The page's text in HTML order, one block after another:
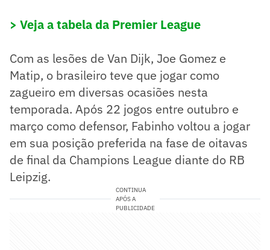
> Veja a tabela da Premier League
Com as lesões de Van Dijk, Joe Gomez e
Matip, o brasileiro teve que jogar como
zagueiro em diversas ocasiões nesta
temporada. Após 22 jogos entre outubro e
março como defensor, Fabinho voltou a jogar
em sua posição preferida na fase de oitavas
de final da Champions League diante do RB
Leipzig.
CONTINUA
APÓS A
PUBLICIDADE